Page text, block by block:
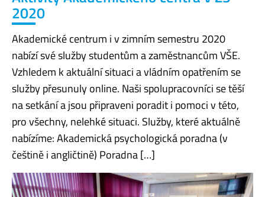
2020
Akademické centrum i v zimním semestru 2020
nabízí své služby studentům a zaměstnancům VŠE.
Vzhledem k aktuální situaci a vládním opatřením se
služby přesunuly online. Naši spolupracovníci se těší
na setkání a jsou připraveni poradit i pomoci v této,
pro všechny, nelehké situaci. Služby, které aktuálně
nabízíme: Akademická psychologická poradna (v
češtině i angličtině) Poradna […]